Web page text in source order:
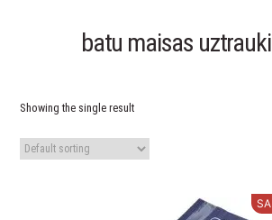
batu maisas
Showing the single result